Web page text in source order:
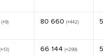
(+9) 80 660 (+442)
(+13) 66 144 (+299)